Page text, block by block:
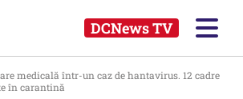
DCNews TV
medicală într-un caz de hantavirus. 12 cadre
în carantină